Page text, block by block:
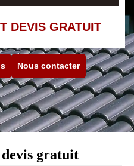
DEVIS GRATUIT
Nous contacter
devis gratuit